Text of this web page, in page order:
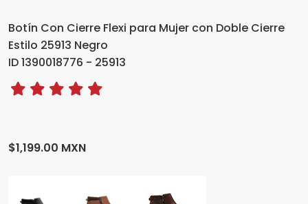
Botín Con Cierre Flexi para Mujer con Doble Cierre
Estilo 25913 Negro
ID 1390018776 - 25913
$1,199.00 MXN